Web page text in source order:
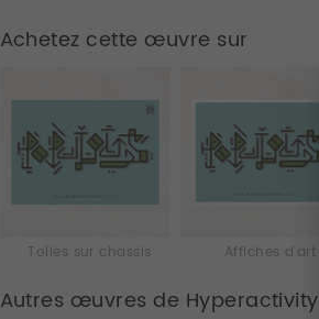
Achetez cette œuvre sur
Toiles sur chassis Affiches d'art
Autres œuvres de Hyperactivity